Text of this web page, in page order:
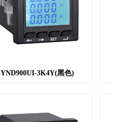
YND900UI-3K4Y(黑色)